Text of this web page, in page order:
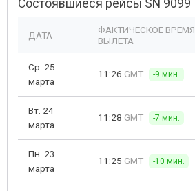
Состоявшиеся рейсы SN 9099
ДАТА
ФАКТИЧЕСКОЕ ВРЕМЯ
ВЫЛЕТА
Ср. 25
марта
11:26 GMT -9 мин.
Вт. 24
марта
11:28 GMT -7 мин.
Пн. 23
марта
11:25 GMT -10 мин.